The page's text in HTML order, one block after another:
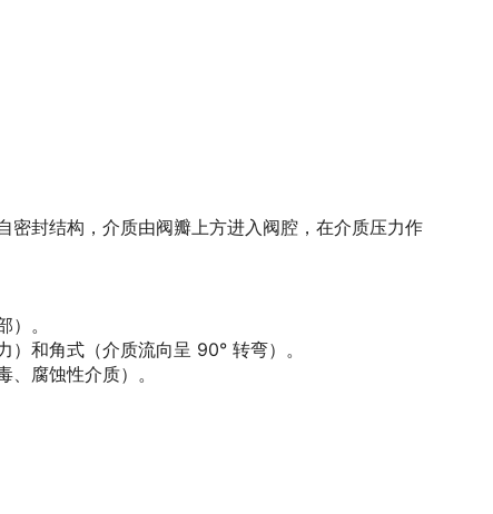
密封结构，介质由阀瓣上方进入阀腔，在介质压力作
。
和角式（介质流向呈 90° 转弯）。
腐蚀性介质）。